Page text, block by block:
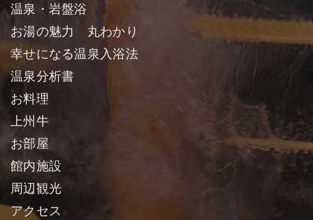
温泉・岩盤浴
お湯の魅力 丸わかり
幸せになる温泉入浴法
温泉分析書
お料理
上州牛
お部屋
館内施設
周辺観光
アクセス